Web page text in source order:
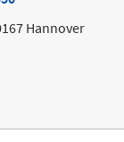
Hannover